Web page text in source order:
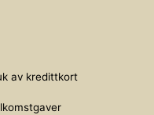
av kredittkort